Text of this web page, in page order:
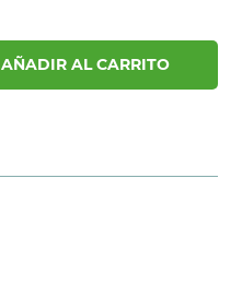
AÑADIR AL CARRITO